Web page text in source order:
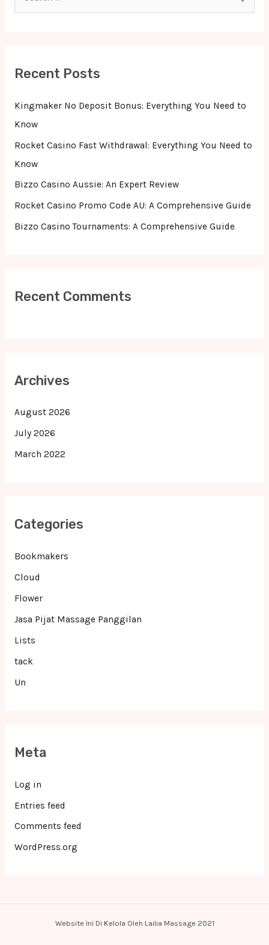
f
o
Recent Posts
Kingmaker No Deposit Bonus: Everything You Need to
Know
Rocket Casino Fast Withdrawal: Everything You Need to
Know
Bizzo Casino Aussie: An Expert Review
Rocket Casino Promo Code AU: A Comprehensive Guide
Bizzo Casino Tournaments: A Comprehensive Guide
Recent Comments
Archives
August 2026
July 2026
March 2022
Categories
Bookmakers
Cloud
Flower
Jasa Pijat Massage Panggilan
Lists
tack
Un
Meta
Log in
Entries feed
Comments feed
WordPress.org
Website Ini Di Kelola Oleh Lailia Massage 2021